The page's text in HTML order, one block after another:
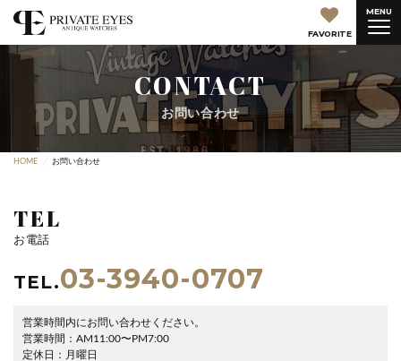
FAVORITE
MENU
CONTACT
お問い合わせ
HOME お問い合わせ
TEL
お電話
TEL.03-3940-0707
営業時間内にお問い合わせください。
営業時間：AM11:00〜PM7:00
定休日：月曜日